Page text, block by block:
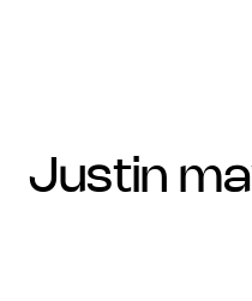
justin